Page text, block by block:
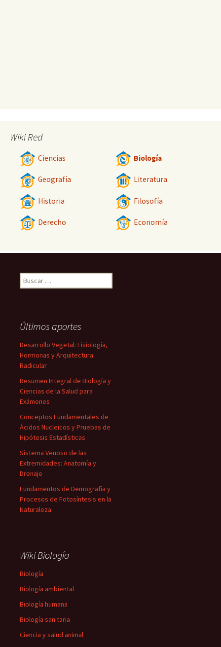
Wiki Red
Ciencias Biología
Geografía Literatura
Historia Filosofía
Derecho Economía
Buscar:
Últimos aportes
Desarrollo Vegetal: Fisiología,
Hormonas y Arquitectura
Radicular
Resumen Integral de Biología y
Ciencias de la Salud para
Exámenes
Conceptos Fundamentales de
Ácidos Nucleicos y Pruebas de
Hipótesis Estadísticas
Sistema Venoso de las
Extremidades: Anatomía y
Drenaje
Fundamentos de Demografía y
Procesos de Fotosíntesis en la
Naturaleza
Wiki Biología
Biología
Biología ambiental
Biología humana
Biología sanitaria
Ciencia y salud animal